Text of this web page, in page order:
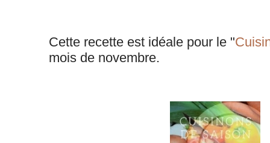
Cette recette est idéale pour le "
mois de novembre.